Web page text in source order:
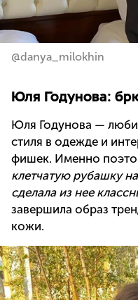
@danya_milokhin
Юля Годунова:
Юля Годунова —
стиля в одежде и
фишек. Именно
клетчатую рубашку
сделала из нее
завершила образ
кожи.